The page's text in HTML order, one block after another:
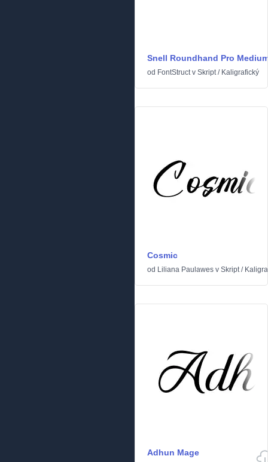
Snell Roundhand Pro
od FontStructv Skript/ Kaligrafický
Cosmic
od Liliana Paulawes v Skript/
Adhun Mage